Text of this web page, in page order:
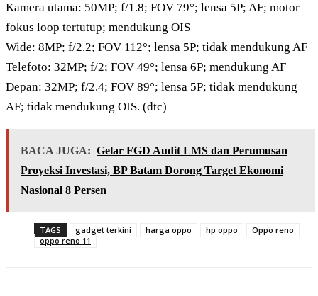
Kamera utama: 50MP; f/1.8; FOV 79°; lensa 5P; AF; motor
fokus loop tertutup; mendukung OIS
Wide: 8MP; f/2.2; FOV 112°; lensa 5P; tidak mendukung AF
Telefoto: 32MP; f/2; FOV 49°; lensa 6P; mendukung AF
Depan: 32MP; f/2.4; FOV 89°; lensa 5P; tidak mendukung
AF; tidak mendukung OIS. (dtc)
BACA JUGA: Gelar FGD Audit LMS dan Perumusan
Proyeksi Investasi, BP Batam Dorong Target Ekonomi
Nasional 8 Persen
TAGS gadget terkini harga oppo hp oppo
Oppo reno
oppo reno 11